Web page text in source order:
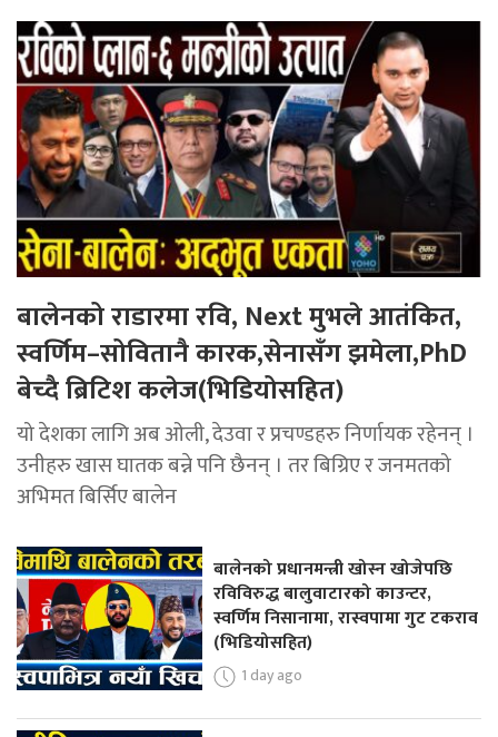
बालेनको राडारमा रवि, Next मुभले आतंकित,
स्वर्णिम–सोवितानै कारक,सेनासँग झमेला,PhD
बेच्दै ब्रिटिश कलेज(भिडियोसहित)
यो देशका लागि अब ओली, देउवा र प्रचण्डहरु निर्णायक रहेनन् ।
उनीहरु खास घातक बन्ने पनि छैनन् । तर बिग्रिए र जनमतको
अभिमत बिर्सिए बालेन
बालेनको प्रधानमन्त्री खोस्न खोजेपछि
रविविरुद्ध बालुवाटारको काउन्टर,
स्वर्णिम निसानामा, रास्वपामा गुट टकराव
(भिडियोसहित)
1 day ago